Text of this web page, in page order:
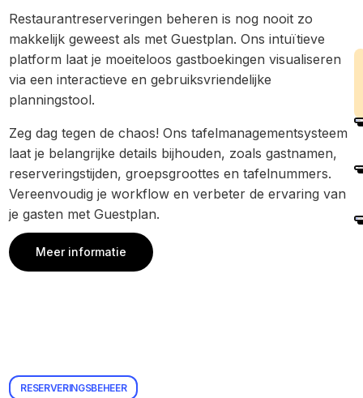
Restaurantreserveringen beheren is nog nooit zo
makkelijk geweest als met Guestplan. Ons intuïtieve
platform laat je moeiteloos gastboekingen visualiseren
via een interactieve en gebruiksvriendelijke
planningstool.
Zeg dag tegen de chaos! Ons tafelmanagementsysteem
laat je belangrijke details bijhouden, zoals gastnamen,
reserveringstijden, groepsgroottes en tafelnummers.
Vereenvoudig je workflow en verbeter de ervaring van
je gasten met Guestplan.
Meer informatie
RESERVERINGSBEHEER